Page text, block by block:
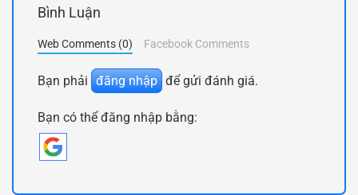
Bình Luận
Web Comments (0) Facebook Comments
Bạn phải đăng nhập để gửi đánh giá.
Bạn có thể đăng nhập bằng: